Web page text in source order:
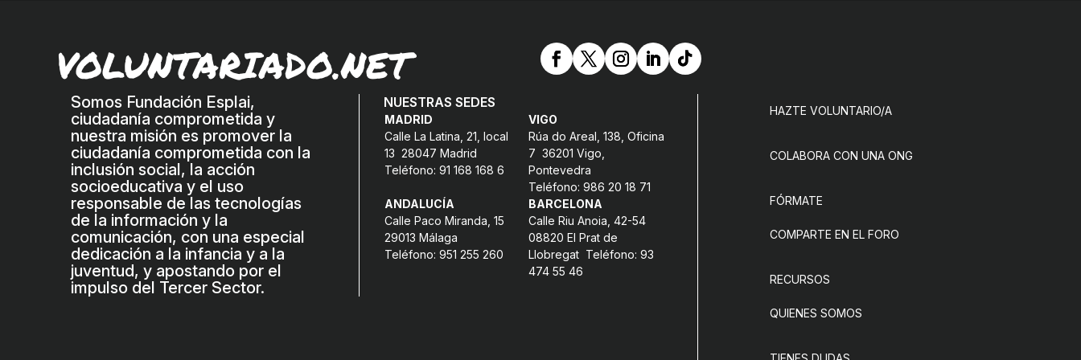
VOLUNTARIADO.NET
Somos Fundación Esplai,
ciudadanía comprometida y
nuestra misión es promover la
ciudadanía comprometida con la
inclusión social, la acción
socioeducativa y el uso
responsable de las tecnologías
de la información y la
comunicación, con una especial
dedicación a la infancia y a la
juventud, y apostando por el
impulso del Tercer Sector.
NUESTRAS SEDES
MADRID
Calle La Latina, 21, local
13 28047 Madrid
Teléfono: 91 168 168 6
VIGO
Rúa do Areal, 138, Oficina
7 36201 Vigo,
Pontevedra
Teléfono: 986 20 18 71
ANDALUCÍA
Calle Paco Miranda, 15
29013 Málaga
Teléfono: 951 255 260
BARCELONA
Calle Riu Anoia, 42-54
08820 El Prat de
Llobregat Teléfono: 93
474 55 46
HAZTE VOLUNTARIO/A
COLABORA CON UNA ONG
FÓRMATE
COMPARTE EN EL FORO
RECURSOS
QUIENES SOMOS